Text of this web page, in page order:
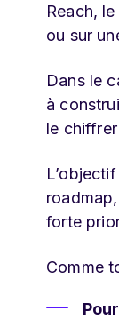
Reach,
ou sur
Dans le
à
le
roadmap
forte
Comme